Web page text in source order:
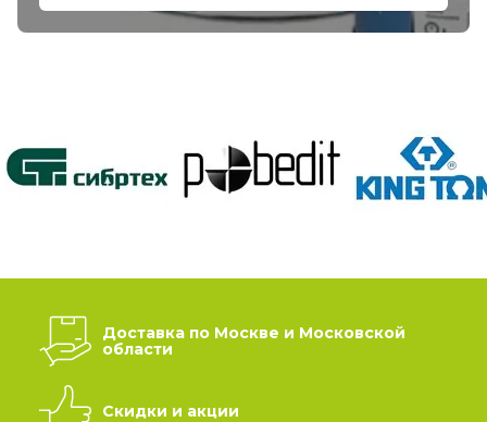
Доставка по Москве и Московской
области
Скидки и акции